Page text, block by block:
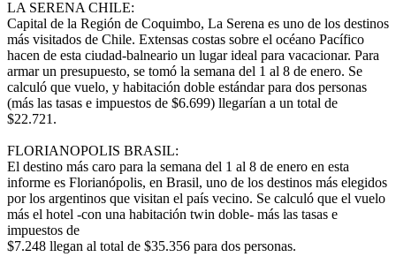
LA SERENA CHILE:
Capital de la Región de Coquimbo, La Serena es uno de los destinos
más visitados de Chile. Extensas costas sobre el océano Pacífico
hacen de esta ciudad-balneario un lugar ideal para vacacionar. Para
armar un presupuesto, se tomó la semana del 1 al 8 de enero. Se
calculó que vuelo, y habitación doble estándar para dos personas
(más las tasas e impuestos de $6.699) llegarían a un total de
$22.721.
FLORIANOPOLIS BRASIL:
El destino más caro para la semana del 1 al 8 de enero en esta
informe es Florianópolis, en Brasil, uno de los destinos más elegidos
por los argentinos que visitan el país vecino. Se calculó que el vuelo
más el hotel -con una habitación twin doble- más las tasas e
impuestos de
$7.248 llegan al total de $35.356 para dos personas.